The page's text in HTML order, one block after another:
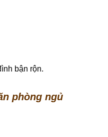
bận rộn.
phòng ngủ